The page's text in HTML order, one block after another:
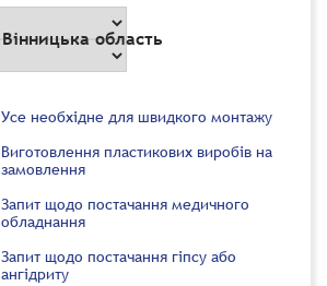
Вінницька область
Усе необхідне для швидкого монтажу
Виготовлення пластикових виробів на
замовлення
Запит щодо постачання медичного
обладнання
Запит щодо постачання гіпсу або
ангідриту